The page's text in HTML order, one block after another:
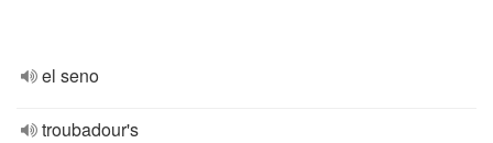
el seno
troubadour's